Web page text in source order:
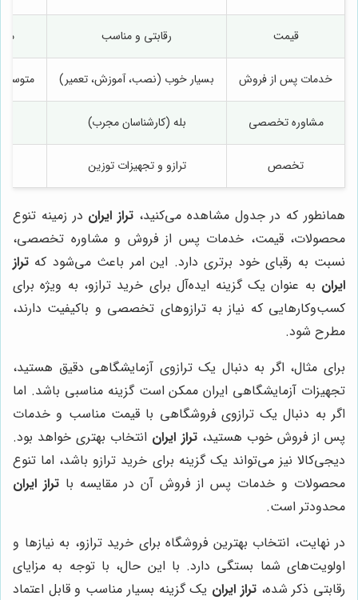
قیمت رقابتی و مناسب
خدمات پس از فروش بسیار خوب (نصب، آموزش، تعمیر) متوسط
مشاوره تخصصی بله (کارشناسان مجرب)
تخصص ترازو و تجهیزات توزین
همانطور که در جدول مشاهده می‌کنید، تراز ایران در زمینه تنوع
محصولات، قیمت، خدمات پس از فروش و مشاوره تخصصی،
نسبت به رقبای خود برتری دارد. این امر باعث می‌شود که تراز
ایران به عنوان یک گزینه ایده‌آل برای خرید ترازو، به ویژه برای
کسب‌وکارهایی که نیاز به ترازوهای تخصصی و باکیفیت دارند،
مطرح شود.
برای مثال، اگر به دنبال یک ترازوی آزمایشگاهی دقیق هستید،
تجهیزات آزمایشگاهی ایران ممکن است گزینه مناسبی باشد. اما
اگر به دنبال یک ترازوی فروشگاهی با قیمت مناسب و خدمات
پس از فروش خوب هستید،تراز ایران انتخاب بهتری خواهد بود.
دیجی‌کالا نیز می‌تواند یک گزینه برای خرید ترازو باشد، اما تنوع
محصولات و خدمات پس از فروش آن در مقایسه با تراز ایران
محدودتر است.
در نهایت، انتخاب بهترین فروشگاه برای خرید ترازو، به نیازها و
اولویت‌های شما بستگی دارد. با این حال، با توجه به مزایای
رقابتی ذکر شده،تراز ایران یک گزینه بسیار مناسب و قابل اعتماد